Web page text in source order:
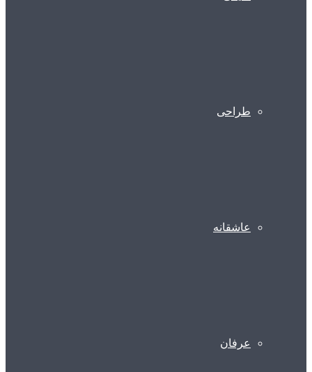
طراحی
عاشقانه
عرفان